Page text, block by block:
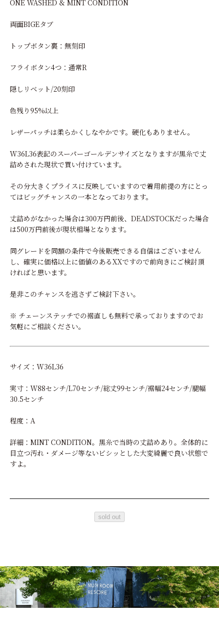
ONE WASHED & MINT CONDITION
両面BIGEタブ
トップボタン裏：無刻印
フライボタン4つ：通常R
隠しリベット/20刻印
色残り95%以上
レザーパッチは柔らかくしなやかです。硬化もありません。
W36L36表記のスーパーゴールデンサイズとなりますが黒糸で丈
詰めされた現状で買い付けています。
その分大きくプライスに反映していますので着用前提の方にとっ
てはビッグチャンスの一本となっております。
丈詰めがなかった場合は300万円前後、DEADSTOCKだった場合
は500万円前後が現状相場となります。
同グレードを同額の条件で今後販売できる自信はございません
し、確実に価格以上に価値のあるXXですので前向きにご検討頂
ければと思います。
是非このチャンスを逃さずご検討下さい。
※ チェーンステッチでの裾直しも無料で承っておりますのでお
気軽にご相談ください。
サイズ：W36L36
実寸：W88センチ/L70センチ/総丈99センチ/裾幅24センチ/腿幅
30.5センチ
程度：A
詳細：MINT CONDITION。黒糸で当時の丈詰めあり。全体的に
目立つ汚れ・ダメージ等ないビシッとした大変綺麗で良い状態で
すよ。
sold out